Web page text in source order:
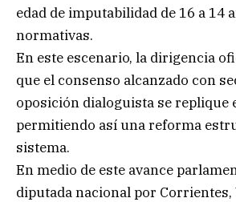
edad de imputabilidad de 16 a 14
normativas.
En este escenario, la dirigencia
que el consenso alcanzado con
oposición dialoguista se replique
permitiendo así una reforma
sistema.
En medio de este avance
diputada nacional por